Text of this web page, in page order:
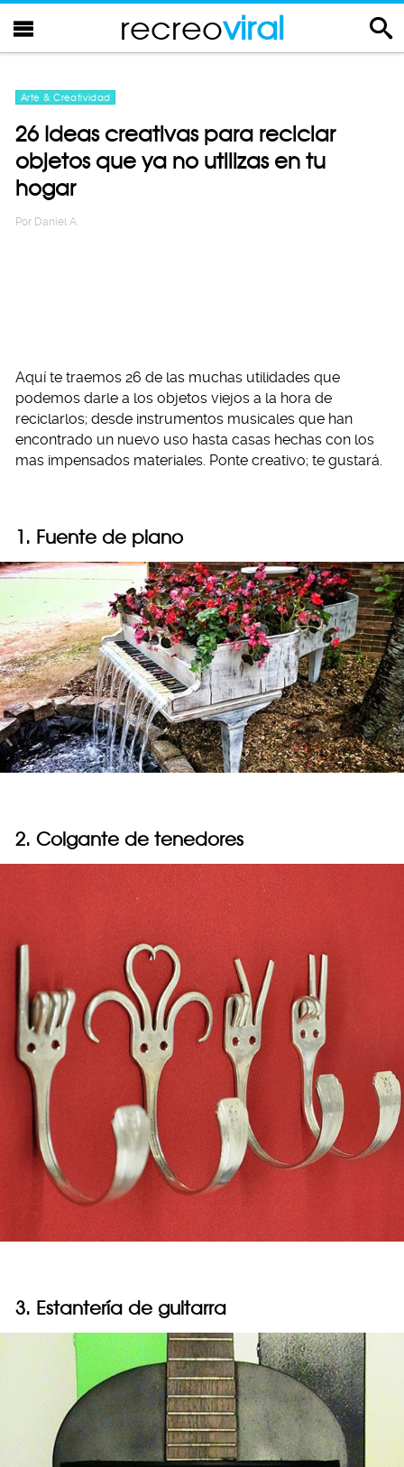
recreoviral
Arte & Creatividad
26 Ideas creativas para reciclar
objetos que ya no utilizas en tu
hogar
Por Daniel A.
Aquí te traemos 26 de las muchas utilidades que
podemos darle a los objetos viejos a la hora de
reciclarlos; desde instrumentos musicales que han
encontrado un nuevo uso hasta casas hechas con los
mas impensados materiales. Ponte creativo; te gustará.
1. Fuente de piano
2. Colgante de tenedores
3. Estantería de guitarra